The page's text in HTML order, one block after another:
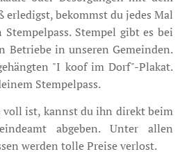
erledigst, bekommst du jedes Mal
Stempel gibt es bei
Betriebe in unseren Gemeinden.
"I koof im Dorf"-Plakat.
Stempelpass.
voll ist, kannst du ihn direkt beim
abgeben. Unter allen
werden tolle Preise verlost.